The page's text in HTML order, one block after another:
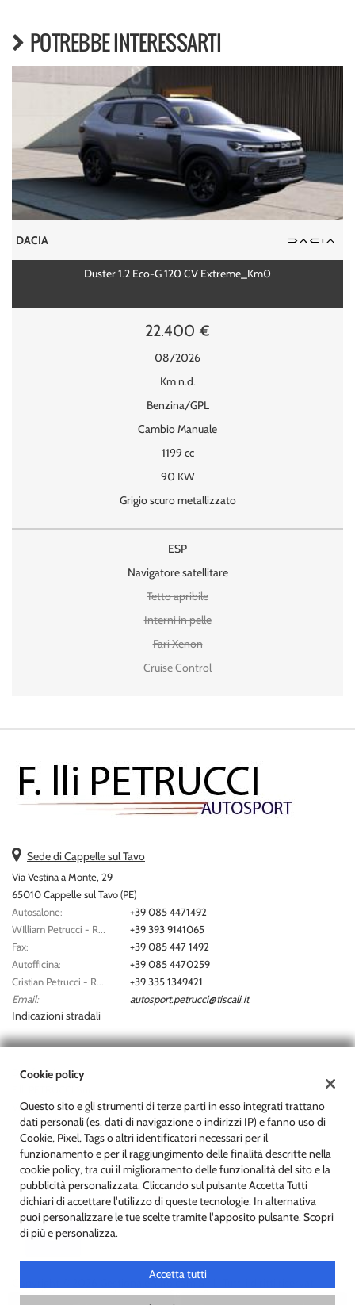
POTREBBE INTERESSARTI
DACIA
Duster 1.2 Eco-G 120 CV Extreme_Km0
22.400 €
08/2026
Km n.d.
Benzina/GPL
Cambio Manuale
1199 cc
90 KW
Grigio scuro metallizzato
ESP
Navigatore satellitare
Tetto apribile
Interni in pelle
Fari Xenon
Cruise Control
Sede di Cappelle sul Tavo
Via Vestina a Monte, 29
65010 Cappelle sul Tavo (PE)
Autosalone:
+39 085 4471492
WIlliam Petrucci - Responsabile Vendite:
+39 393 9141065
Fax:
+39 085 447 1492
Autofficina:
+39 085 4470259
Cristian Petrucci - Responsabile Assistenza:
+39 335 1349421
Email:
autosport.petrucci@tiscali.it
Indicazioni stradali
Dati fiscali:
Via Vestina a Monte, 29, Cappelle sul Tavo (PE)
C.F/P.IVA:01680160684
Registro delle imprese:PE
Copyright © 2026 GestionaleAuto.com S.r.l., Tutti i diritti riservati -
Leggi l'informativa sulla privacy-Cookie Policy
Cookie policy
Questo sito e gli strumenti di terze parti in esso integrati trattano
dati personali (es. dati di navigazione o indirizzi IP) e fanno uso di
Cookie, Pixel, Tags o altri identificatori necessari per il
funzionamento e per il raggiungimento delle finalità descritte nella
cookie policy, tra cui il miglioramento delle funzionalità del sito e la
pubblicità personalizzata. Cliccando sul pulsante Accetta Tutti
dichiari di accettare l'utilizzo di queste tecnologie. In alternativa
puoi personalizzare le tue scelte tramite l'apposito pulsante. Scopri
di più e personalizza.
Accetta tutti